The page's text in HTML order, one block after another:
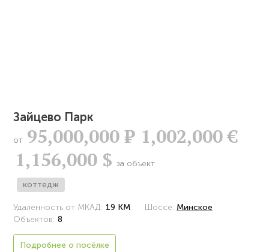
Зайцево Парк
от 95,000,000Р 1,002,000 €
1,156,000 $ за объект
коттедж
Удаленность от МКАД: 19 КМ Шоссе: Минское
Объектов: 8
Подробнее о посёлке